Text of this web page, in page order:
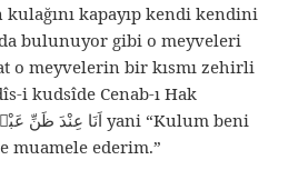
kapayıp kendi kendini
bulunuyor gibi o meyveleri
o meyvelerin bir kısmı zehirli
i kudsîde Cenab-ı Hak
muamele ederim.”